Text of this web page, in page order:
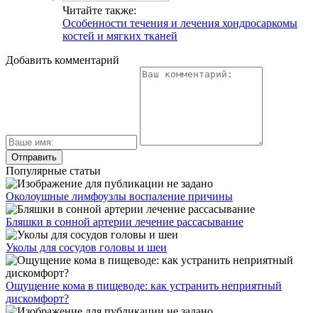
Читайте также:
Особенности течения и лечения хондросаркомы
костей и мягких тканей
Добавить комментарий
Популярные статьи
Околоушные лимфоузлы воспаление причины
Бляшки в сонной артерии лечение рассасывание
Уколы для сосудов головы и шеи
Ощущение кома в пищеводе: как устранить неприятный
дискомфорт?